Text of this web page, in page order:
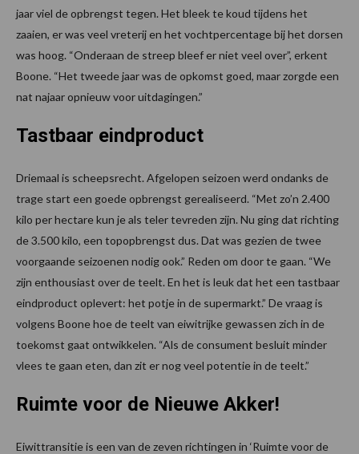
jaar viel de opbrengst tegen. Het bleek te koud tijdens het
zaaien, er was veel vreterij en het vochtpercentage bij het dorsen
was hoog. “Onderaan de streep bleef er niet veel over”, erkent
Boone. “Het tweede jaar was de opkomst goed, maar zorgde een
nat najaar opnieuw voor uitdagingen.”
Tastbaar eindproduct
Driemaal is scheepsrecht. Afgelopen seizoen werd ondanks de
trage start een goede opbrengst gerealiseerd. “Met zo’n 2.400
kilo per hectare kun je als teler tevreden zijn. Nu ging dat richting
de 3.500 kilo, een topopbrengst dus. Dat was gezien de twee
voorgaande seizoenen nodig ook.” Reden om door te gaan. “We
zijn enthousiast over de teelt. En het is leuk dat het een tastbaar
eindproduct oplevert: het potje in de supermarkt.” De vraag is
volgens Boone hoe de teelt van eiwitrijke gewassen zich in de
toekomst gaat ontwikkelen. “Als de consument besluit minder
vlees te gaan eten, dan zit er nog veel potentie in de teelt.”
Ruimte voor de Nieuwe Akker!
Eiwittransitie is een van de zeven richtingen in ‘Ruimte voor de